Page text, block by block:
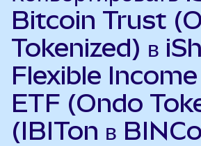
Bitcoin Trust
Tokenized) в
Flexible
ETF (Ondo
(IBITon в